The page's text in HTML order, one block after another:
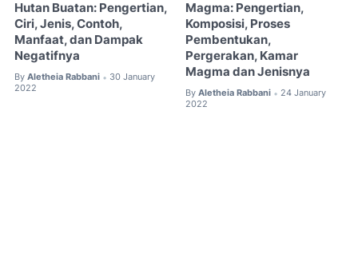
Hutan Buatan: Pengertian,
Ciri, Jenis, Contoh,
Manfaat, dan Dampak
Negatifnya
By Aletheia Rabbani • 30 January
2022
Magma: Pengertian,
Komposisi, Proses
Pembentukan,
Pergerakan, Kamar
Magma dan Jenisnya
By Aletheia Rabbani • 24 January
2022